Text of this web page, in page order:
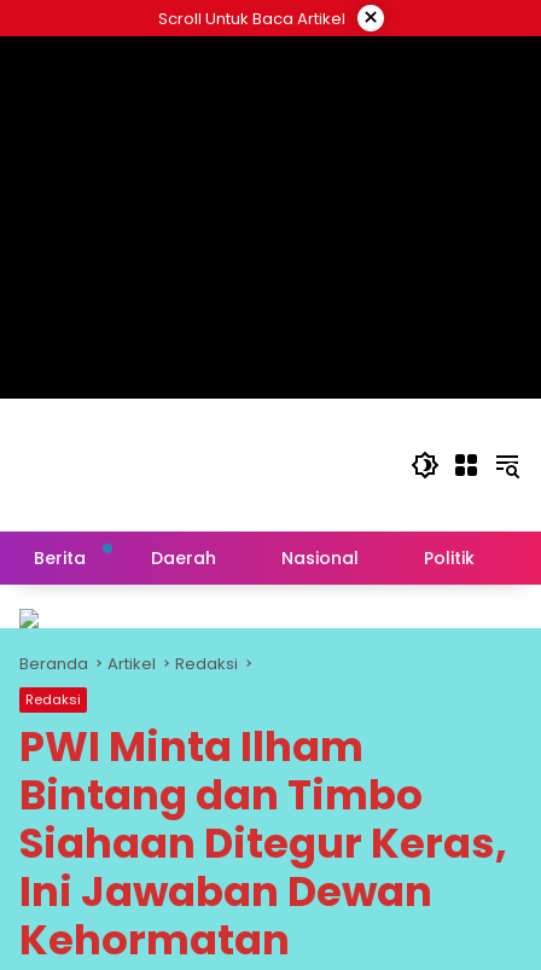
ke
Scroll Untuk Baca Artikel ×
Berita Daerah Nasional Politik
Beranda Artikel Redaksi
Redaksi
PWI Minta Ilham
Bintang dan Timbo
Siahaan Ditegur Keras,
Ini Jawaban Dewan
Kehormatan